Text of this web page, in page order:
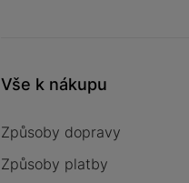
Vše k nákupu
Způsoby dopravy
Způsoby platby